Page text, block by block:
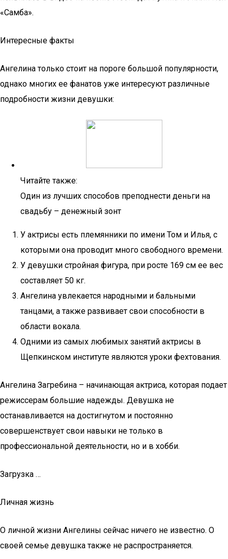
«Самба».
Интересные факты
Ангелина только стоит на пороге большой популярности,
однако многих ее фанатов уже интересуют различные
подробности жизни девушки:
Читайте также:
Один из лучших способов преподнести деньги на
свадьбу – денежный зонт
У актрисы есть племянники по имени Том и Илья, с
которыми она проводит много свободного времени.
У девушки стройная фигура, при росте 169 см ее вес
составляет 50 кг.
Ангелина увлекается народными и бальными
танцами, а также развивает свои способности в
области вокала.
Одними из самых любимых занятий актрисы в
Щепкинском институте являются уроки фехтования.
Ангелина Загребина – начинающая актриса, которая подает
режиссерам большие надежды. Девушка не
останавливается на достигнутом и постоянно
совершенствует свои навыки не только в
профессиональной деятельности, но и в хобби.
Загрузка …
Личная жизнь
О личной жизни Ангелины сейчас ничего не известно. О
своей семье девушка также не распространяется.